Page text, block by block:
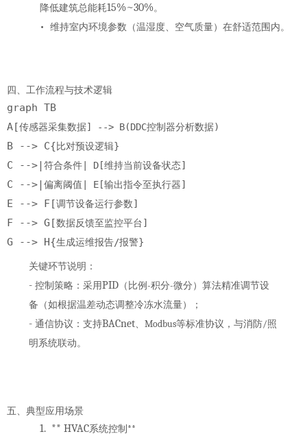
降低建筑总能耗15%~30%。
• 维持室内环境参数（温湿度、空气质量）在舒适范围内。
四、工作流程与技术逻辑
graph TB
A[传感器采集数据] --> B(DDC控制器分析数据)
B --> C{ 比对预设逻辑}
C -->| 符合条件 | D[维持当前设备状态]
C -->| 偏离阈值 | E[输出指令至执行器 ]
E --> F[调节设备运行参数 ]
F --> G[数据反馈至监控平台 ]
G --> H{生成运维报告/报警}
关键环节说明 ：
- 控制策略 ：采用PID （比例 -积分-微分）算法精准调节设
备（如根据温差动态调整冷冻水流量）；
- 通信协议 ：支持BACnet、 Modbus等标准协议，与消防/照
明系统联动。
五、典型应用场景
1. ** HVAC系统控制 **